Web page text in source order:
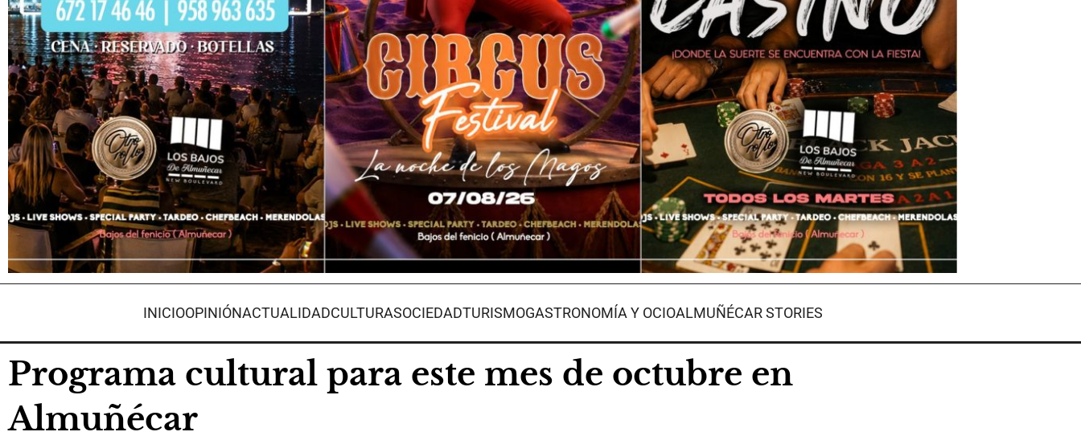
INICIOOPINIÓNACTUALIDADCULTURASOCIEDADTURISMOGASTRONOMÍA Y OCIOALMUÑÉCAR STORIES
Programa cultural para este mes de octubre en
Almuñécar